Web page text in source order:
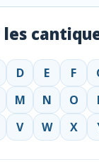
D E F
M N O
V W X